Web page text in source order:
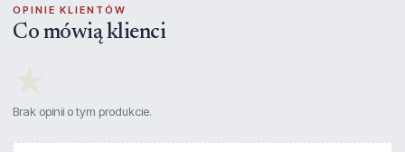
OPINIE KLIENTÓW
Co mówią klienci
Brak opinii o tym produkcie.